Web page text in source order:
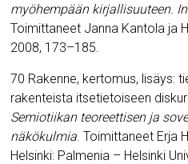
myöhempään kirjallisuuteen.
Toimittaneet Janna Kantola ja
2008, 173–185.
70 Rakenne, kertomus, lisäys:
rakenteista itsetietoiseen
Semiotiikan teoreettisen ja
näkökulmia. Toimittaneet Erja
Helsinki: Palmenia – Helsinki